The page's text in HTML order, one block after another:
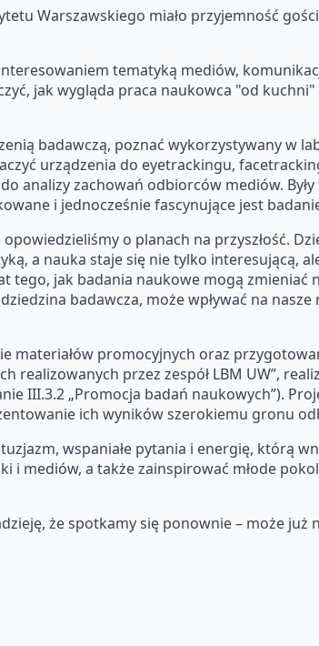
Warszawskiego miało przyjemność
tematyką mediów,
jak wygląda praca naukowca "od
badawczą, poznać wykorzystywany w
urządzenia do eyetrackingu,
analizy zachowań odbiorców mediów.
i jednocześnie fascynujące jest
o planach na przyszłość.
a nauka staje się nie tylko interesującą,
tego, jak badania naukowe mogą zmieniać
badawcza, może wpływać na nasze
materiałów promocyjnych oraz
przez zespół LBM UW”,
III.3.2 „Promocja badań naukowych”).
ich wyników szerokiemu gronu
wspaniałe pytania i energię, którą
i mediów, a także zainspirować młode
że spotkamy się ponownie – może już